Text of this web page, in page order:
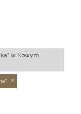
w Nowym